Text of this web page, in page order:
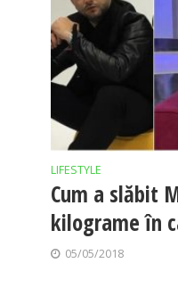
LIFESTYLE
Cum a slăbit
kilograme în
05/05/2018